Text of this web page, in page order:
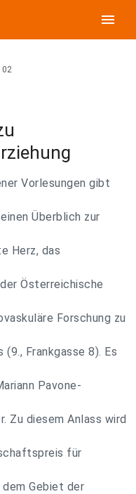
menu
Vorlesungen gibt
Überblich zur
Herz, das
Österreichische
Forschung zu
Frankgasse 8). Es
Pavone-
Zu diesem Anlass wird
für
Gebiet der